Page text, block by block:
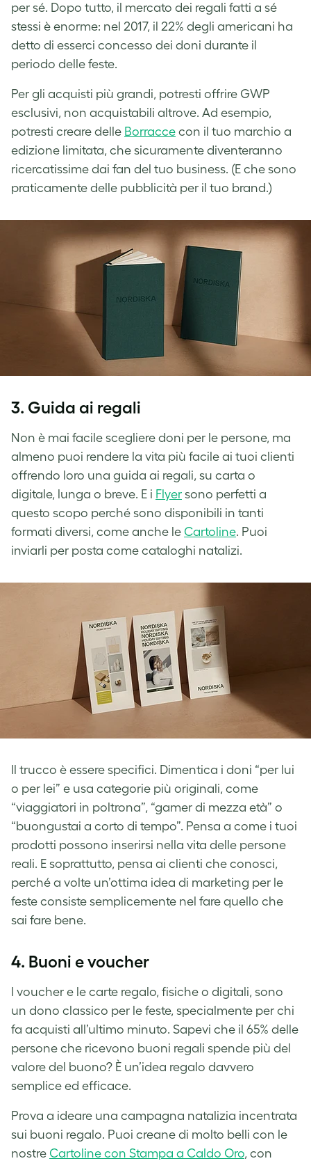
per sé. Dopo tutto, il mercato dei regali fatti a sé
stessi è enorme: nel 2017, il 22% degli americani ha
detto di esserci concesso dei doni durante il
periodo delle feste.
Per gli acquisti più grandi, potresti offrire GWP
esclusivi, non acquistabili altrove. Ad esempio,
potresti creare delle Borracce con il tuo marchio a
edizione limitata, che sicuramente diventeranno
ricercatissime dai fan del tuo business. (E che sono
praticamente delle pubblicità per il tuo brand.)
3. Guida ai regali
Non è mai facile scegliere doni per le persone, ma
almeno puoi rendere la vita più facile ai tuoi clienti
offrendo loro una guida ai regali, su carta o
digitale, lunga o breve. E i Flyer sono perfetti a
questo scopo perché sono disponibili in tanti
formati diversi, come anche le Cartoline. Puoi
inviarli per posta come cataloghi natalizi.
Il trucco è essere specifici. Dimentica i doni “per lui
o per lei” e usa categorie più originali, come
“viaggiatori in poltrona”, “gamer di mezza età” o
“buongustai a corto di tempo”. Pensa a come i tuoi
prodotti possono inserirsi nella vita delle persone
reali. E soprattutto, pensa ai clienti che conosci,
perché a volte un’ottima idea di marketing per le
feste consiste semplicemente nel fare quello che
sai fare bene.
4. Buoni e voucher
I voucher e le carte regalo, fisiche o digitali, sono
un dono classico per le feste, specialmente per chi
fa acquisti all’ultimo minuto. Sapevi che il 65% delle
persone che ricevono buoni regali spende più del
valore del buono? È un’idea regalo davvero
semplice ed efficace.
Prova a ideare una campagna natalizia incentrata
sui buoni regalo. Puoi creane di molto belli con le
nostre Cartoline con Stampa a Caldo Oro, con